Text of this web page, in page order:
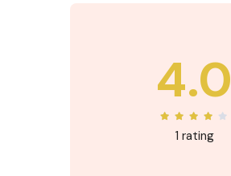
4.0
1 rating